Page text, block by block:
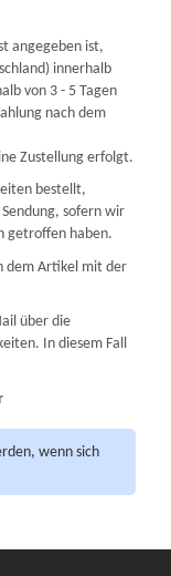
angegeben ist,
innerhalb
von 3 - 5 Tagen
nach dem
Zustellung erfolgt.
bestellt,
sofern wir
getroffen haben.
dem Artikel mit der
über die
In diesem Fall
wenn sich